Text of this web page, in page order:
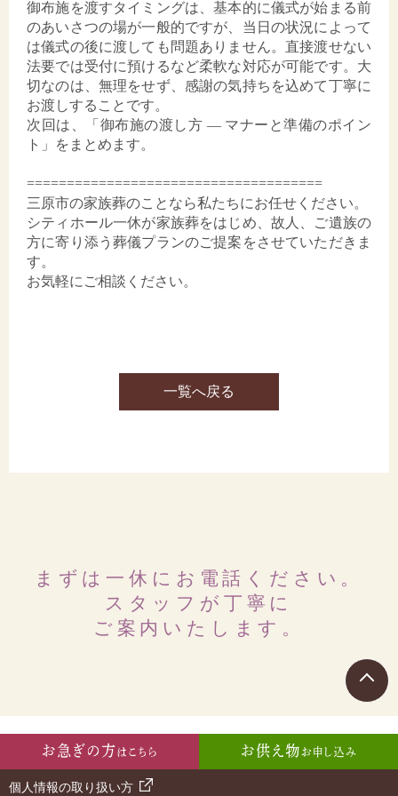
御布施を渡すタイミングは、基本的に儀式が始まる前
のあいさつの場が一般的ですが、当日の状況によって
は儀式の後に渡しても問題ありません。直接渡せない
法要では受付に預けるなど柔軟な対応が可能です。大
切なのは、無理をせず、感謝の気持ちを込めて丁寧に
お渡しすることです。
次回は、「御布施の渡し方 ― マナーと準備のポイン
ト」をまとめます。
=====================================
三原市の家族葬のことなら私たちにお任せください。
シティホール一休が家族葬をはじめ、故人、ご遺族の
方に寄り添う葬儀プランのご提案をさせていただきま
す。
お気軽にご相談ください。
一覧へ戻る
まずは一休に お電話ください。
スタッフが丁寧に
ご案内いたします。
個人情報の取り扱い方